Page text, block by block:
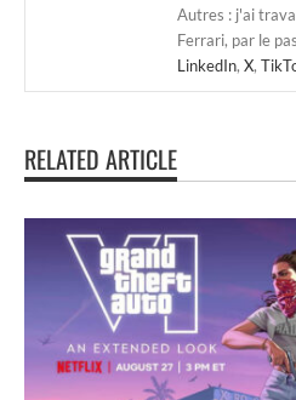
Autres : j'ai
Ferrari, par le
LinkedIn, X,
RELATED ARTICLE